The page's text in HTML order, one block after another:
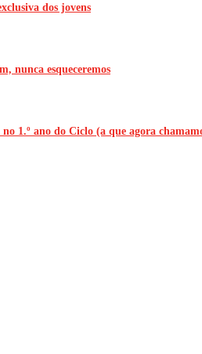
dos jovens
nunca esqueceremos
1.º ano do Ciclo (a que agora